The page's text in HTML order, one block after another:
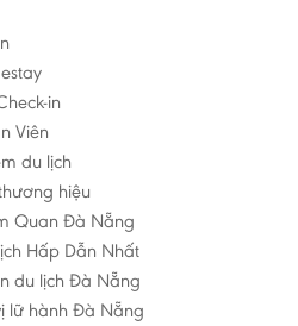
in
Viên
du lịch
hiệu
Quan Đà Nẵng
Hấp Dẫn Nhất
du lịch Đà Nẵng
lữ hành Đà Nẵng